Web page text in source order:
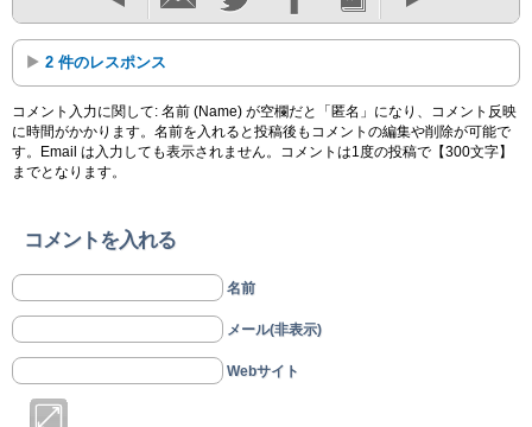
2 件のレスポンス
コメント入力に関して: 名前 (Name) が空欄だと「匿名」になり、コメント反映
に時間がかかります。名前を入れると投稿後もコメントの編集や削除が可能で
す。Email は入力しても表示されません。コメントは1度の投稿で【300文字】
までとなります。
コメントを入れる
名前
メール(非表示)
Webサイト